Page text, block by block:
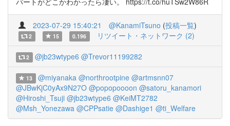
2023-07-29 15:40:21 @KanamiTsuno (投稿一覧)
2 15 0.196 リツイート・ネットワーク (2)
2 @jb23wtype6 @Trevor11199282
13 @miyanaka @northrootpine @artmsnn07
@JBwKjC0yAx9N27O @popopoooon @satoru_kanamori
@Hiroshi_Tsuji @jb23wtype6 @KeiMT2782
@Msh_Yonezawa @CPPsatie @Dashige1 @ti_Welfare